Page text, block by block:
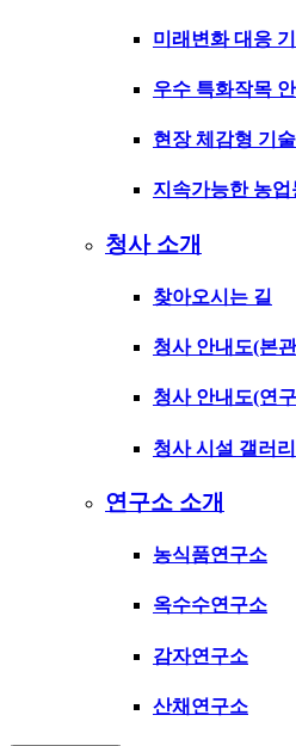
미래변화 대응
우수 특화작목
현장 체감형 기
지속가능한 농
청사 소개
찾아오시는 길
청사 안내도(본
청사 안내도(연
청사 시설 갤러리
연구소 소개
농식품연구소
옥수수연구소
감자연구소
산채연구소